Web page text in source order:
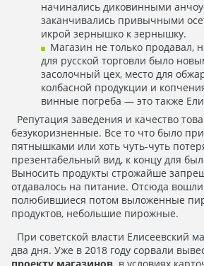
начинались диковинными
заканчивались привычными
икрой зернышко к зернышку.
Магазин не только продавал,
для русской торговли было
засолочный цех, место для
колбасной продукции и
винные погреба — это также
Репутация заведения и качество
безукоризненные. Все то что было
пятнышками или хоть чуть-чуть
презентабельный вид, к концу для
Выносить продукты строжайше
отдавалось на питание. Отсюда
полюбившиеся потом выложенные
продуктов, небольшие пирожные.
При советской власти Елисеевский
два дня. Уже в 2018 году сорвали